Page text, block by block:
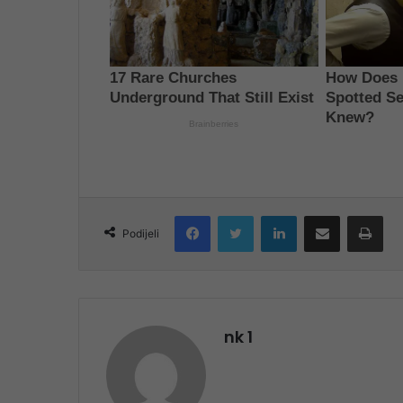
Podijeli
FacebookTwitter LinkedInShare via Email
nk 1